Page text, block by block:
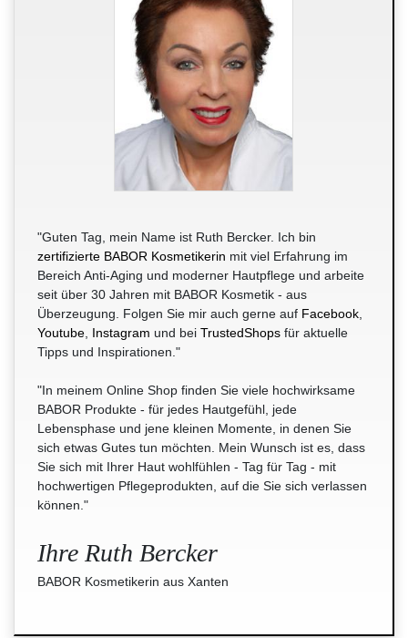
"Guten Tag, mein Name ist Ruth Bercker. Ich bin
zertifizierte BABOR Kosmetikerin mit viel Erfahrung im
Bereich Anti-Aging und moderner Hautpflege und arbeite
seit über 30 Jahren mit BABOR Kosmetik - aus
Überzeugung. Folgen Sie mir auch gerne auf Facebook
Youtube Instagram und bei TrustedShops für aktuelle
Tipps und Inspirationen."
"In meinem Online Shop finden Sie viele hochwirksame
BABOR Produkte - für jedes Hautgefühl, jede
Lebensphase und jene kleinen Momente, in denen Sie
sich etwas Gutes tun möchten. Mein Wunsch ist es, dass
Sie sich mit Ihrer Haut wohlfühlen - Tag für Tag - mit
hochwertigen Pflegeprodukten, auf die Sie sich verlassen
können."
Ihre Ruth Bercker
BABOR Kosmetikerin aus Xanten